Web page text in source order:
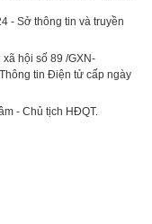
- Sở thông tin và truyền
hội số 89 /GXN-
tin Điện tử cấp ngày
- Chủ tịch HĐQT.